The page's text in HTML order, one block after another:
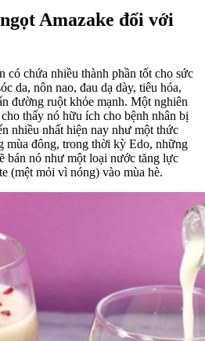
Amazake đối với
có chứa nhiều thành phần tốt cho sức
da, nôn nao, đau dạ dày, tiêu hóa,
đường ruột khỏe mạnh. Một nghiên
thấy nó hữu ích cho bệnh nhân bị
nhiều nhất hiện nay như một thức
mùa đông, trong thời kỳ Edo, những
bán nó như một loại nước tăng lực
(mệt mỏi vì nóng) vào mùa hè.